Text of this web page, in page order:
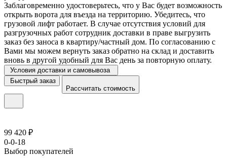
Заблаговременно удостоверьтесь, что у Вас будет возможность
открыть ворота для въезда на территорию. Убедитесь, что
грузовой лифт работает. В случае отсутствия условий для
разгрузочных работ сотрудник доставки в праве выгрузить
заказ без заноса в квартиру/частный дом. По согласованию с
Вами мы можем вернуть заказ обратно на склад и доставить
вновь в другой удобный для Вас день за повторную оплату.
Условия доставки и самовывоза
Быстрый заказ
Рассчитать стоимость
99 420 ₽
0-0-18
Выбор покупателей